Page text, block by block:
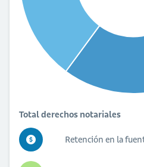
Total derechos notariales
Retención en la